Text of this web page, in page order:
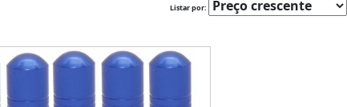
Listar por: